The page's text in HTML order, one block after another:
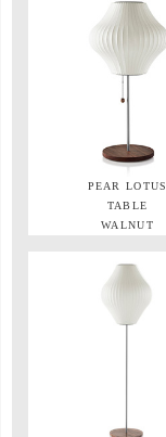
PEAR LOTUS
TABLE
WALNUT